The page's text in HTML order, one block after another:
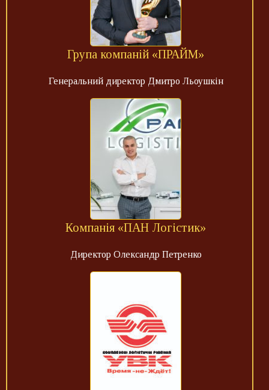
Група компаній «ПРАЙМ»
Генеральний директор Дмитро Льоушкін
Компанія «ПАН Логістик»
Директор Олександр Петренко